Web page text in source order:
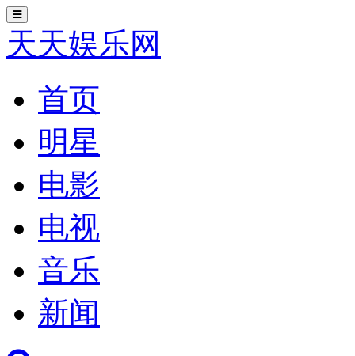
切
换
导
航
天天娱乐网
首页
明星
电影
电视
音乐
新闻